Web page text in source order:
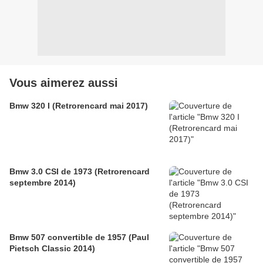
Vous aimerez aussi
Bmw 320 I (Retrorencard mai 2017)
Bmw 3.0 CSI de 1973 (Retrorencard
septembre 2014)
Bmw 507 convertible de 1957 (Paul
Pietsch Classic 2014)